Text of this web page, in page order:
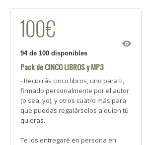
100€
94 de 100 disponibles
Pack de CINCO LIBROS y MP3
- Recibirás cinco libros, uno para ti,
firmado personalmente por el autor
(o sea, yo), y otros cuatro más para
que puedas regalárselos a quien tú
quieras.
Te los entregaré en persona en